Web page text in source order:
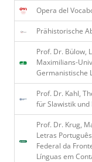
Opera del
Prähistorische
Prof. Dr. Bülow,
Maximilians-
Germanistische
Prof. Dr. Kahl,
für Slawistik und
Prof. Dr. Krug,
Letras
Federal da
Línguas em